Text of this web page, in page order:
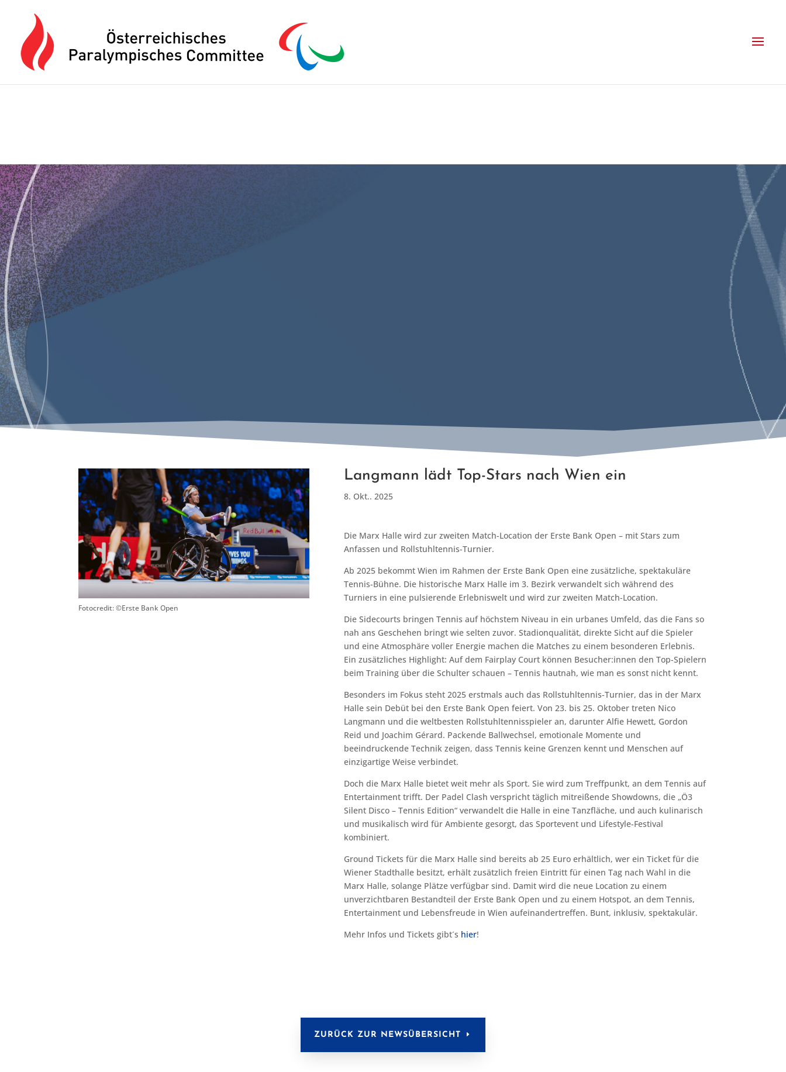
Fotocredit: ©Erste Bank Open
Langmann lädt Top-Stars nach Wien ein
8. Okt.. 2025
Die Marx Halle wird zur zweiten Match-Location der Erste Bank Open – mit Stars zum
Anfassen und Rollstuhltennis-Turnier.
Ab 2025 bekommt Wien im Rahmen der Erste Bank Open eine zusätzliche, spektakuläre
Tennis-Bühne. Die historische Marx Halle im 3. Bezirk verwandelt sich während des
Turniers in eine pulsierende Erlebniswelt und wird zur zweiten Match-Location.
Die Sidecourts bringen Tennis auf höchstem Niveau in ein urbanes Umfeld, das die Fans so
nah ans Geschehen bringt wie selten zuvor. Stadionqualität, direkte Sicht auf die Spieler
und eine Atmosphäre voller Energie machen die Matches zu einem besonderen Erlebnis.
Ein zusätzliches Highlight: Auf dem Fairplay Court können Besucher:innen den Top-Spielern
beim Training über die Schulter schauen– Tennis hautnah, wie man es sonst nicht kennt.
Besonders im Fokus steht 2025 erstmals auch das Rollstuhltennis-Turnier, das in der Marx
Halle sein Debüt bei den Erste Bank Open feiert. Von 23. bis 25. Oktober treten Nico
Langmann und die weltbesten Rollstuhltennisspieler an, darunter Alfie Hewett, Gordon
Reid und Joachim Gérard. Packende Ballwechsel, emotionale Momente und
beeindruckende Technik zeigen, dass Tennis keine Grenzen kennt und Menschen auf
einzigartige Weise verbindet.
Doch die Marx Halle bietet weit mehr als Sport. Sie wird zum Treffpunkt, an dem Tennis auf
Entertainment trifft. Der Padel Clash verspricht täglich mitreißende Showdowns, die „Ö3
Silent Disco– Tennis Edition“ verwandelt die Halle in eine Tanzfläche, und auch kulinarisch
und musikalisch wird für Ambiente gesorgt, das Sportevent und Lifestyle-Festival
kombiniert.
Ground Tickets für die Marx Halle sind bereits ab 25 Euro erhältlich, wer ein Ticket für die
Wiener Stadthalle besitzt, erhält zusätzlich freien Eintritt für einen Tag nach Wahl in die
Marx Halle, solange Plätze verfügbar sind. Damit wird die neue Location zu einem
unverzichtbaren Bestandteil der Erste Bank Open und zu einem Hotspot, an dem Tennis,
Entertainment und Lebensfreude in Wien aufeinandertreffen. Bunt, inklusiv, spektakulär.
Mehr Infos und Tickets gibt´s hier!
ZURÜCK ZUR NEWSÜBERSICHT